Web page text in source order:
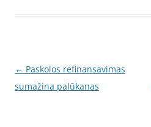
Įrašo
navigacija
← Paskolos refinansavimas
sumažina palūkanas